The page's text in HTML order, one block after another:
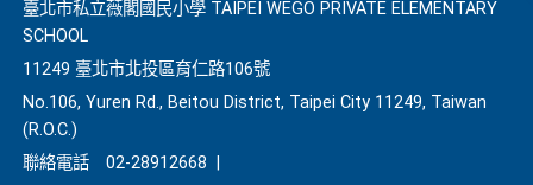
臺北市私立薇閣國民小學 TAIPEI WEGO PRIVATE ELEMENTARY
SCHOOL
11249 臺北市北投區育仁路106號
No.106, Yuren Rd., Beitou District, Taipei City 11249, Taiwan
(R.O.C.)
聯絡電話
02-28912668